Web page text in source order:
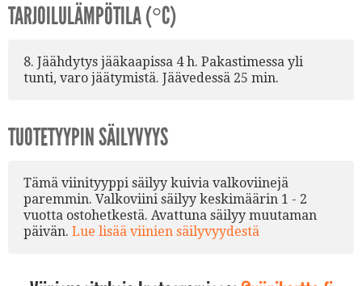
TARJOILULÄMPÖTILA (°C)
8. Jäähdytys jääkaapissa 4 h. Pakastimessa yli
tunti, varo jäätymistä. Jäävedessä 25 min.
TUOTETYYPIN SÄILYVYYS
Tämä viinityyppi säilyy kuivia valkoviinejä
paremmin. Valkoviini säilyy keskimäärin 1 - 2
vuotta ostohetkestä. Avattuna säilyy muutaman
päivän. Lue lisää viinien säilyvyydestä